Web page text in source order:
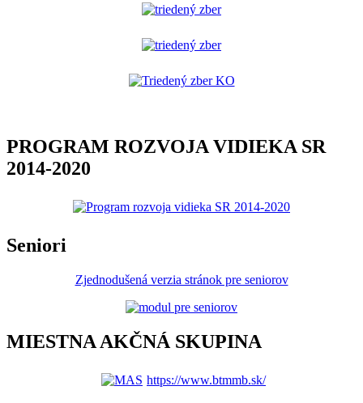
PROGRAM ROZVOJA VIDIEKA SR
2014-2020
Seniori
Zjednodušená verzia stránok pre seniorov
MIESTNA AKČNÁ SKUPINA
https://www.btmmb.sk/